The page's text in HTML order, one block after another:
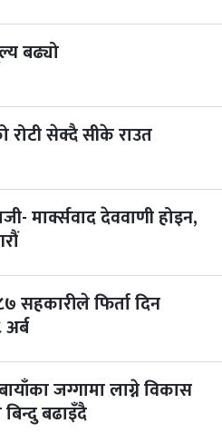
बढ्यो
सेक्दै सीके राउत
मार्क्सवाद देववाणी होइन,
सहकारीले फिर्ता दिन
जग्गामा लाग्ने विकास
बढाइँदै